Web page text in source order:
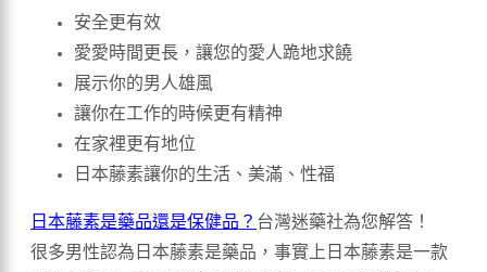
安全更有效
愛愛時間更長，讓您的愛人跪地求饒
展示你的男人雄風
讓你在工作的時候更有精神
在家裡更有地位
日本藤素讓你的生活、美滿、性福
日本藤素是藥品還是保健品？ 台灣迷藥社為您解答！
很多男性認為日本藤素是藥品，事實上日本藤素是一款